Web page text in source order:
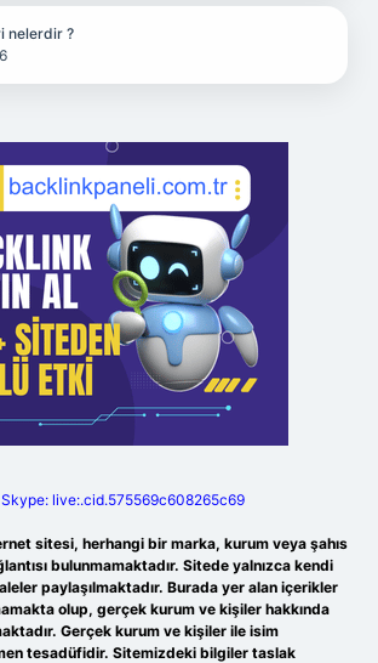
nelerdir ?
Skype: live:.cid.575569c608265c69
sitesi, herhangi bir marka, kurum veya şahıs
bulunmamaktadır. Sitede yalnızca kendi
paylaşılmaktadır. Burada yer alan içerikler
olup, gerçek kurum ve kişiler hakkında
Gerçek kurum ve kişiler ile isim
tesadüfidir. Sitemizdeki bilgiler taslak